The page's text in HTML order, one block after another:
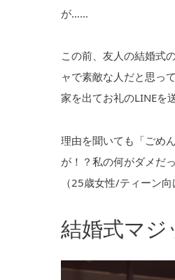
が……
この前、友人の結婚式
ャで素敵な人だと思っ
家を出てお礼のLINEを
理由を聞いても「ごめ
が！？私の何がダメだ
（25歳女性/ティーン向
結婚式マジ